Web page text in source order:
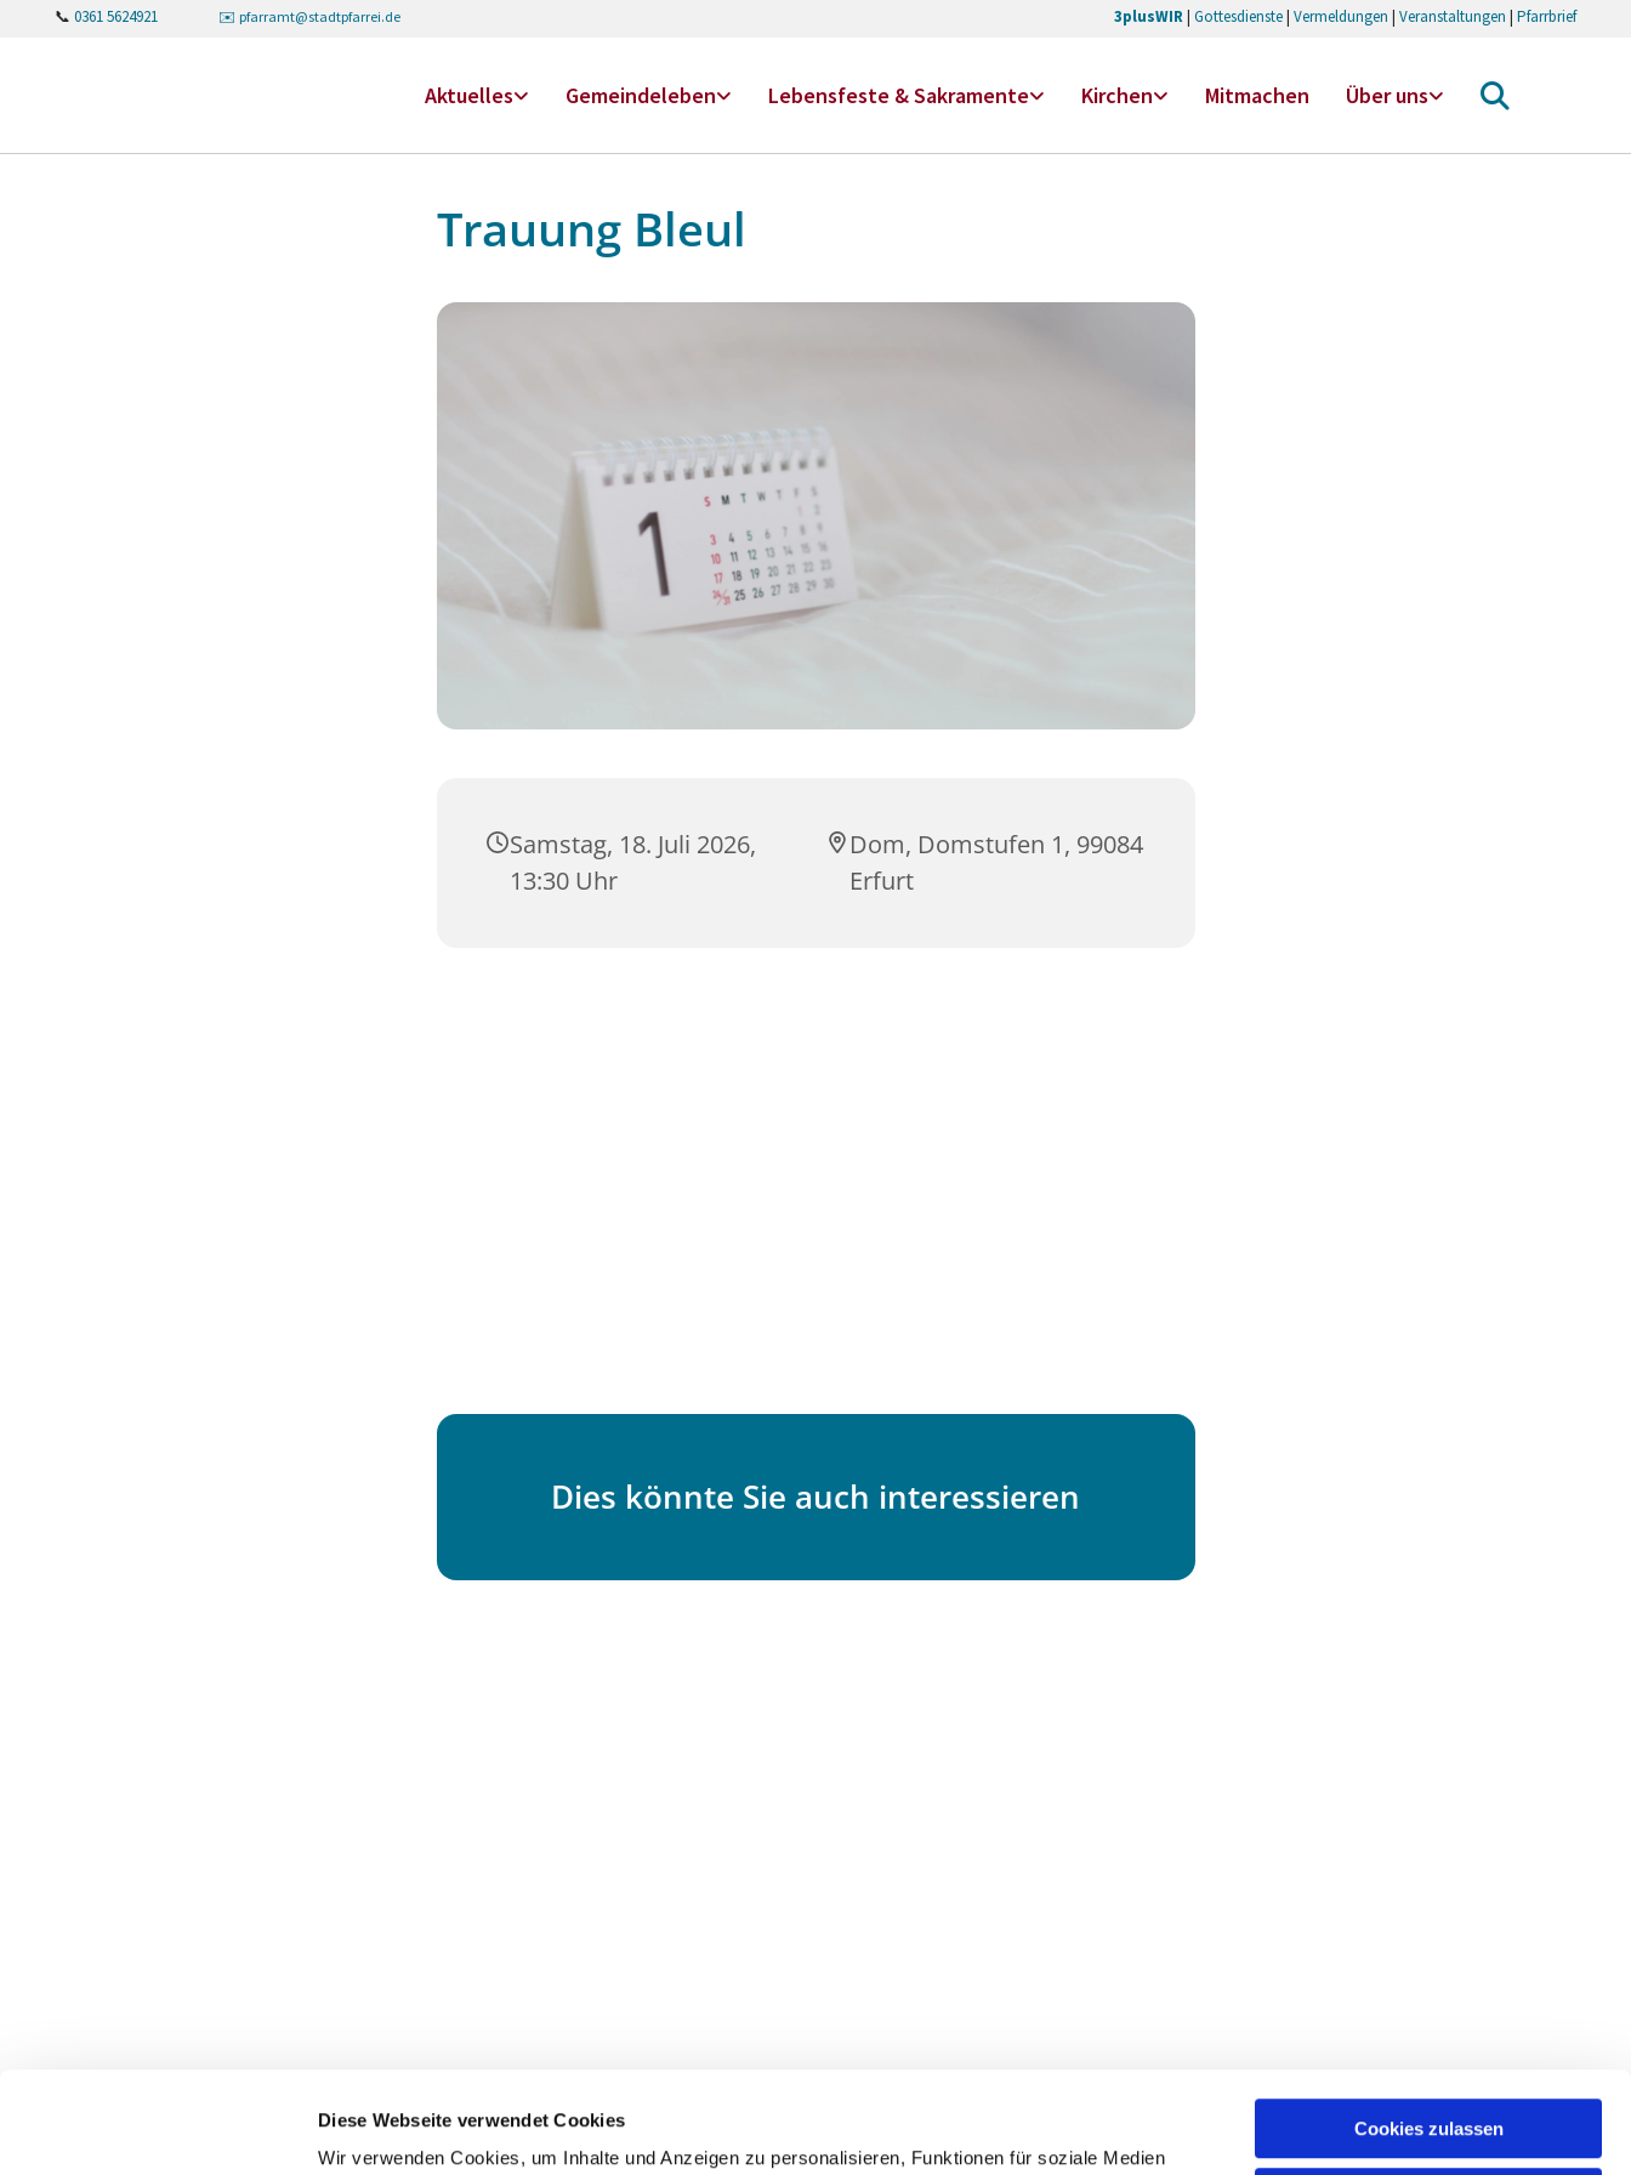
Diese Webseite verwendet Cookies
Wir verwenden Cookies, um Inhalte und Anzeigen zu personalisieren, Funktionen für soziale Medien
Cookies zulassen
📞 0361 5624921 ✉️ pfarramt@stadtpfarrei.de 3plusWIR| Gottesdienste| Vermeldungen | Veranstaltungen | Pfarrbrief
Aktuelles Gemeindeleben Lebensfeste & Sakramente Kirchen Mitmachen Über uns
Trauung Bleul
Samstag, 18. Juli 2026,
13:30 Uhr
Dom, Domstufen 1, 99084
Erfurt
Dies könnte Sie auch interessieren